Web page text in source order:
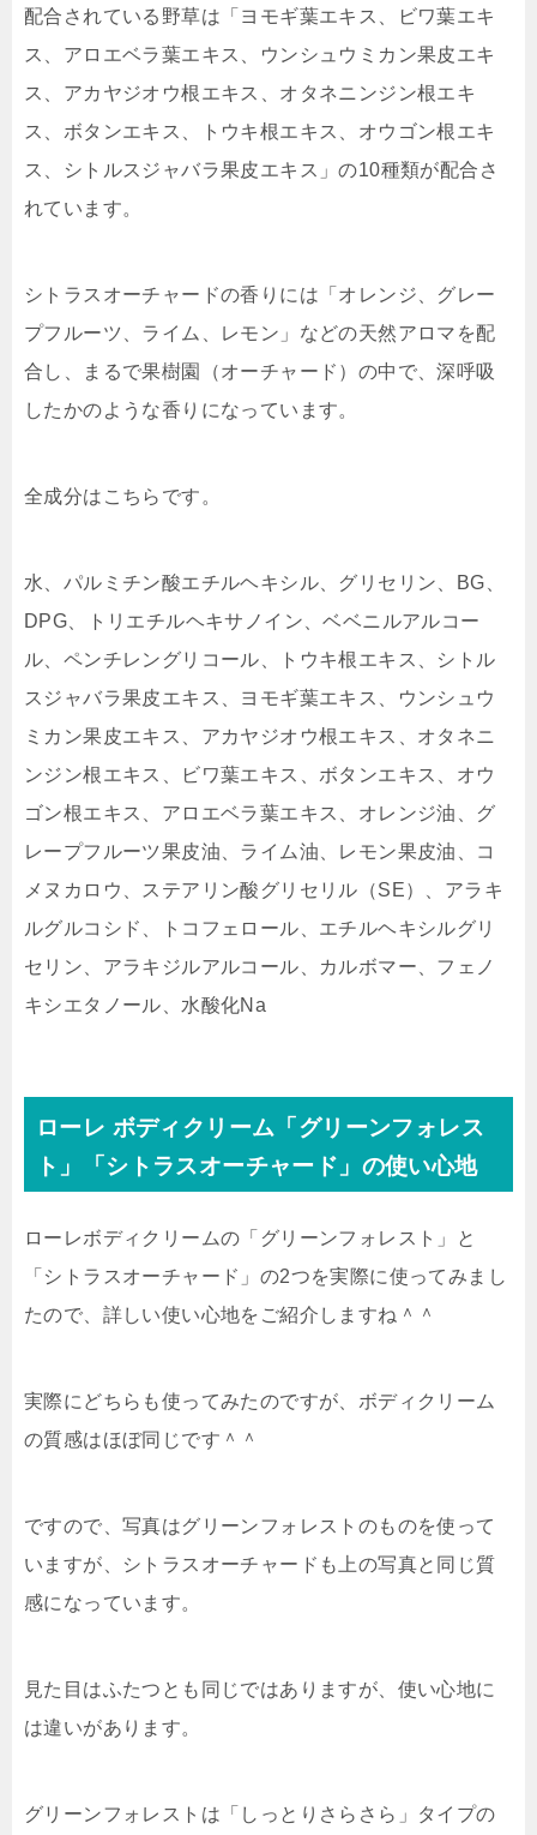
配合されている野草は「 ヨモギ葉エキス、ビワ葉エキ
ス、アロエベラ葉エキス、ウンシュウミカン果皮エキ
ス、アカヤジオウ根エキス、オタネニンジン根エキ
ス、ボタンエキス、トウキ根エキス、オウゴン根エキ
ス、シトルスジャバラ果皮エキス 」の10種類が配合さ
れています。
シトラスオーチャードの香りには「 オレンジ、グレー
プフルーツ、ライム、レモン 」などの天然アロマを配
合し、まるで果樹園（オーチャード）の中で、深呼吸
したかのような香りになっています。
全成分はこちらです。
水、パルミチン酸エチルヘキシル、グリセリン、BG、
DPG、トリエチルヘキサノイン、ベベニルアルコー
ル、ペンチレングリコール、トウキ根エキス、シトル
スジャバラ果皮エキス、ヨモギ葉エキス、ウンシュウ
ミカン果皮エキス、アカヤジオウ根エキス、オタネニ
ンジン根エキス、ビワ葉エキス、ボタンエキス、オウ
ゴン根エキス、アロエベラ葉エキス、オレンジ油、グ
レープフルーツ果皮油、ライム油、レモン果皮油、コ
メヌカロウ、ステアリン酸グリセリル（SE）、アラキ
ルグルコシド、トコフェロール、エチルヘキシルグリ
セリン、アラキジルアルコール、カルボマー、フェノ
キシエタノール、水酸化Na
ローレ ボディクリーム「グリーンフォレス
ト」「シトラスオーチャード」の使い心地
ローレボディクリームの「グリーンフォレスト」と
「シトラスオーチャード」の2つを実際に使ってみまし
たので、詳しい使い心地をご紹介しますね＾＾
実際にどちらも使ってみたのですが、ボディクリーム
の質感はほぼ同じです＾＾
ですので、写真はグリーンフォレストのものを使って
いますが、シトラスオーチャードも上の写真と同じ質
感になっています。
見た目はふたつとも同じではありますが、使い心地に
は違いがあります。
グリーンフォレストは 「しっとりさらさら」タイプの